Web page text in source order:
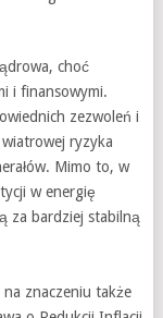
choć
i finansowymi.
zezwoleń i
ryzyka
Mimo to, w
w energię
za bardziej stabilną
na znaczeniu także